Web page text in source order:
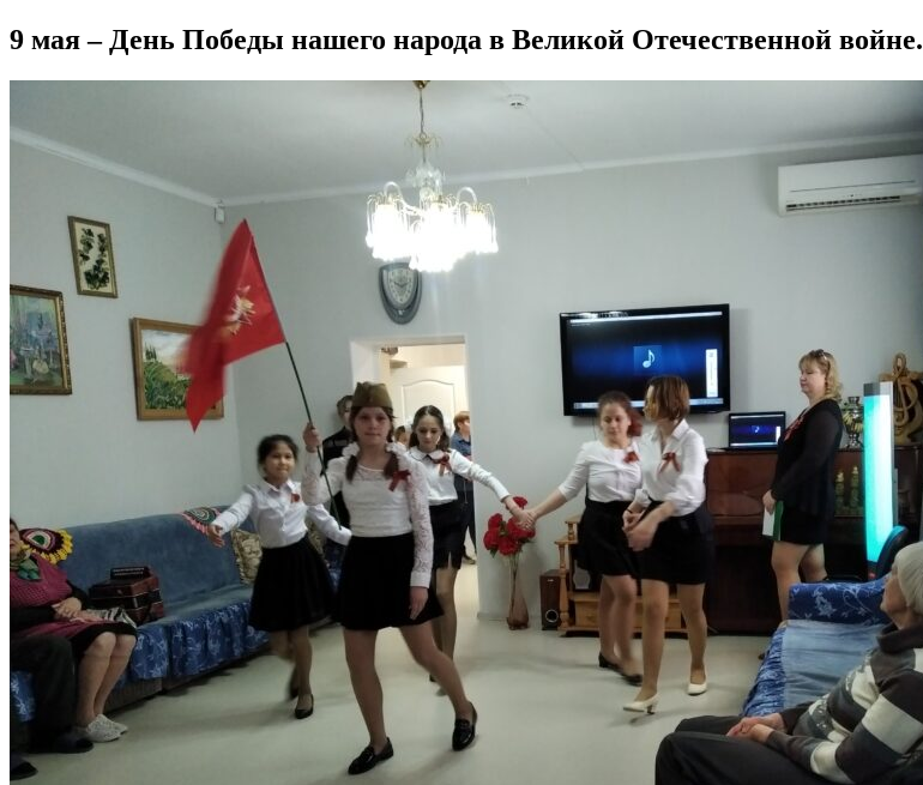
9 мая – День Победы нашего народа в Великой Отечественной войне.